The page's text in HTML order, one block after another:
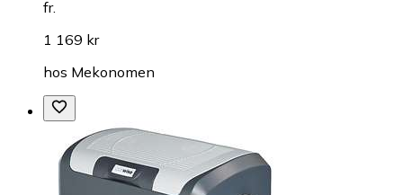
fr.
1 169 kr
hos Mekonomen